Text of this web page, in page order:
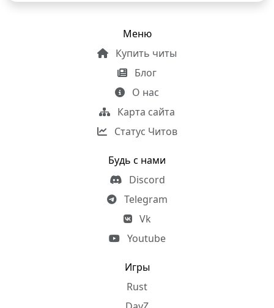
Меню
Купить читы
Блог
О нас
Карта сайта
Статус Читов
Будь с нами
Discord
Telegram
Vk
Youtube
Игры
Rust